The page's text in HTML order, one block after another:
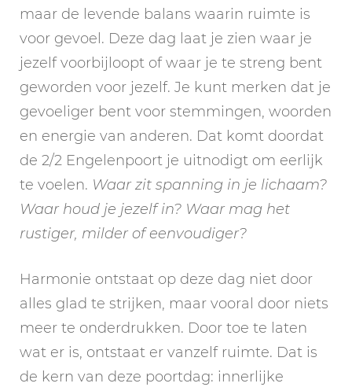
maar de levende balans waarin ruimte is
voor gevoel. Deze dag laat je zien waar je
jezelf voorbijloopt of waar je te streng bent
geworden voor jezelf. Je kunt merken dat je
gevoeliger bent voor stemmingen, woorden
en energie van anderen. Dat komt doordat
de 2/2 Engelenpoort je uitnodigt om eerlijk
te voelen. Waar zit spanning in je lichaam?
Waar houd je jezelf in? Waar mag het
rustiger, milder of eenvoudiger?
Harmonie ontstaat op deze dag niet door
alles glad te strijken, maar vooral door niets
meer te onderdrukken. Door toe te laten
wat er is, ontstaat er vanzelf ruimte. Dat is
de kern van deze poortdag: innerlijke